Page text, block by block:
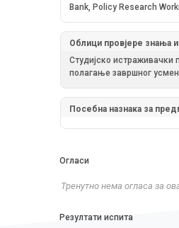
Bank, Policy Research
Облици провјере знања
Студијско истраживачки
полагање завршног
Посебна назнака за
Огласи
Тренутно нема огласа за
Резултати испита